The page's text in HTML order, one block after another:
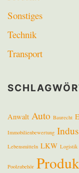
Sonstiges
Technik
Transport
Anwalt Auto Baurecht
Immobilienbewertung
Lebensmitteln LKW Logistik
Poolzubehör